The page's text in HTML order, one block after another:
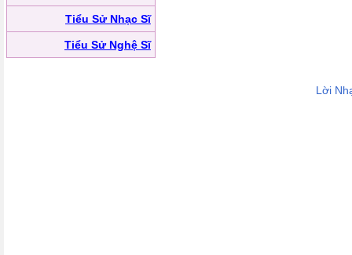
Tiểu Sử Nhạc Sĩ
Tiểu Sử Nghệ Sĩ
Lời